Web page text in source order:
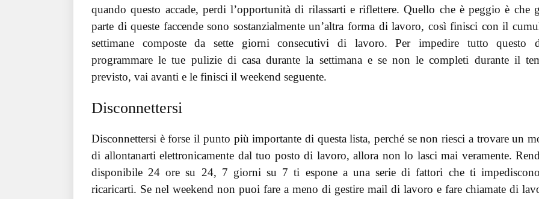
quando questo accade, perdi l’opportunità di rilassarti e riflettere. Quello che è peggio è che
parte di queste faccende sono sostanzialmente un’altra forma di lavoro, così finisci con il
settimane composte da sette giorni consecutivi di lavoro. Per impedire tutto questo
programmare le tue pulizie di casa durante la settimana e se non le completi durante il
previsto, vai avanti e le finisci il weekend seguente.
Disconnettersi
Disconnettersi è forse il punto più importante di questa lista, perché se non riesci a trovare un
di allontanarti elettronicamente dal tuo posto di lavoro, allora non lo lasci mai veramente.
disponibile 24 ore su 24, 7 giorni su 7 ti espone a una serie di fattori che ti
ricaricarti. Se nel weekend non puoi fare a meno di gestire mail di lavoro e fare chiamate di